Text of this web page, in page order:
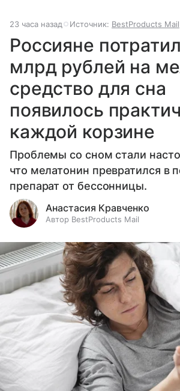
23 часа назад Источник: BestProducts Mail
Россияне
млрд рублей на
средство для сна
появилось
каждой корзине
Проблемы со сном стали
что мелатонин превратился в
препарат от бессонницы.
Анастасия Кравченко
Автор BestProducts Mail